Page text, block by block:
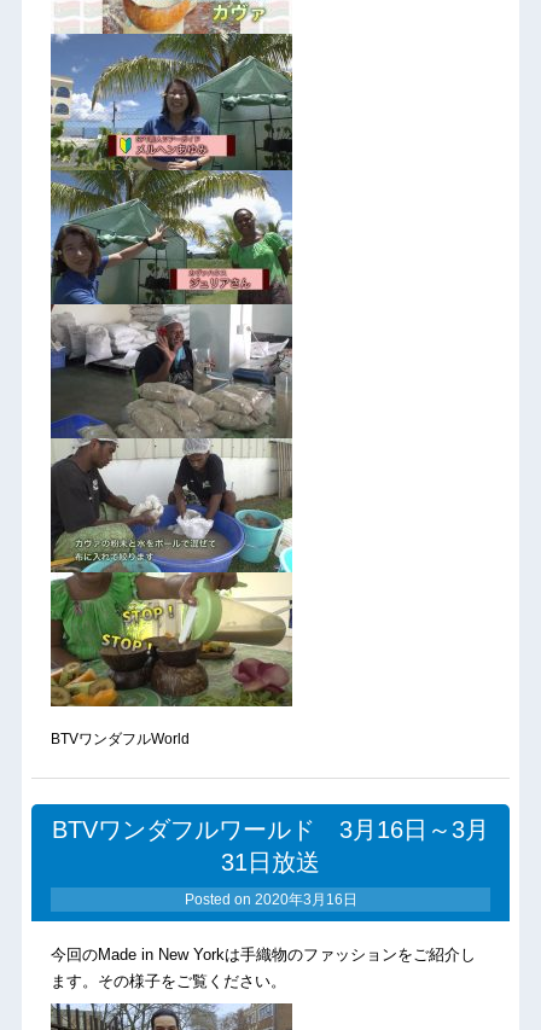
BTVワンダフルWorld
BTVワンダフルワールド 3月16日～3月
31日放送
Posted on 2020年3月16日
今回のMade in New Yorkは手織物のファッションをご紹介し
ます。その様子をご覧ください。